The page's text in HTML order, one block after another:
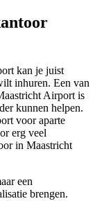
kan je juist
inhuren. Een van
Airport is
kunnen helpen.
voor aparte
erg veel
in Maastricht
een
brengen.